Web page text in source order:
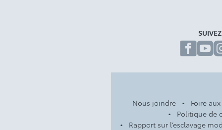
Nous joindre
Foire
Politique de
Rapport sur l’esclavage